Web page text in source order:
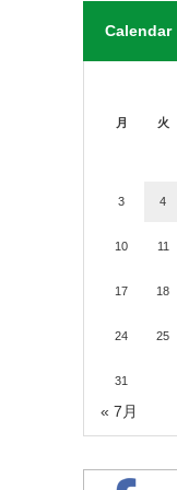
Calendar
月
火
3 4
10 11
17 18
24 25
31
« 7月